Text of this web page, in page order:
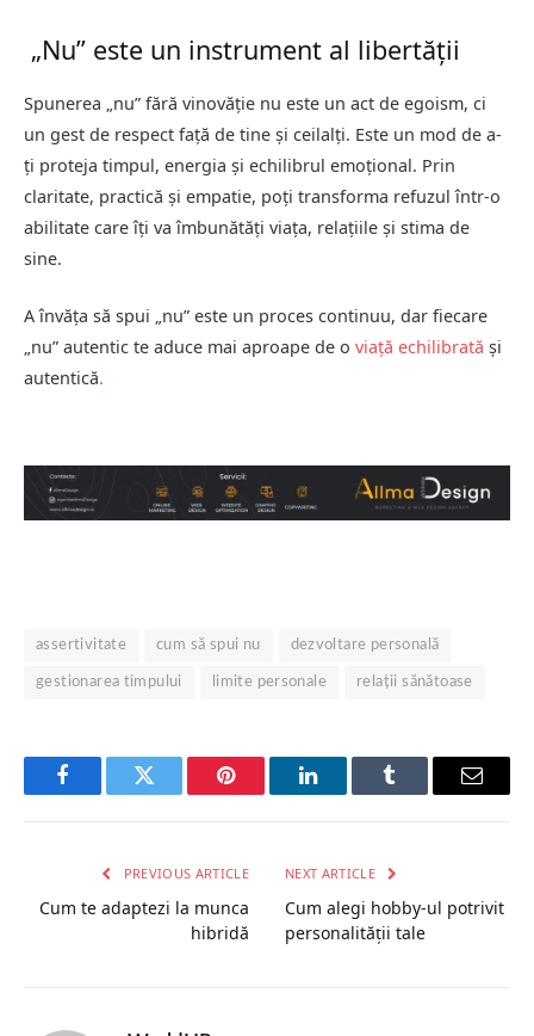
„Nu” este un instrument al libertății
Spunerea „nu” fără vinovăție nu este un act de egoism, ci
un gest de respect față de tine și ceilalți. Este un mod de a-
ți proteja timpul, energia și echilibrul emoțional. Prin
claritate, practică și empatie, poți transforma refuzul într-o
abilitate care îți va îmbunătăți viața, relațiile și stima de
sine.
A învăța să spui „nu” este un proces continuu, dar fiecare
„nu” autentic te aduce mai aproape de o viață echilibrată și
autentică.
assertivitate cum să spui nu dezvoltare personală
gestionarea timpului limite personale relații sănătoase
FacebookTwitter Pinterest LinkedInTumblr Email
PREVIOUS ARTICLE
Cum te adaptezi la munca
hibridă
NEXT ARTICLE
Cum alegi hobby-ul potrivit
personalității tale